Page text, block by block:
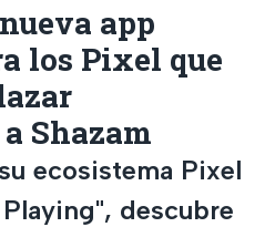
app
los Pixel que
Shazam
ecosistema Pixel
descubre